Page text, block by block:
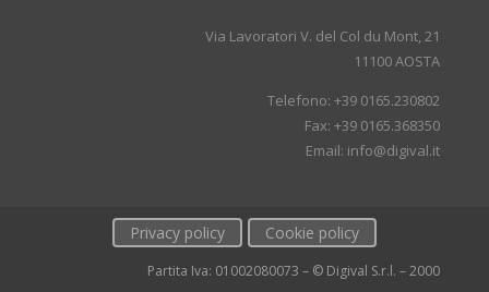
Via Lavoratori V. del Col du Mont, 21
11100 AOSTA
Telefono: +39 0165.230802
Fax: +39 0165.368350
Email: info@digival.it
Privacy policy Cookie policy
Partita Iva: 01002080073 – © Digival S.r.l. – 2000